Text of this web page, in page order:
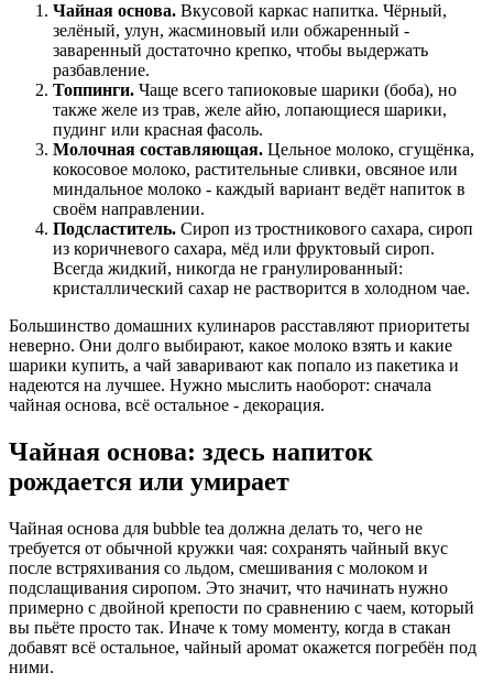
Чайная основа. Вкусовой каркас напитка. Чёрный,
зелёный, улун, жасминовый или обжаренный -
заваренный достаточно крепко, чтобы выдержать
разбавление.
Топпинги. Чаще всего тапиоковые шарики (боба), но
также желе из трав, желе айю, лопающиеся шарики,
пудинг или красная фасоль.
Молочная составляющая. Цельное молоко, сгущёнка,
кокосовое молоко, растительные сливки, овсяное или
миндальное молоко - каждый вариант ведёт напиток в
своём направлении.
Подсластитель. Сироп из тростникового сахара, сироп
из коричневого сахара, мёд или фруктовый сироп.
Всегда жидкий, никогда не гранулированный:
кристаллический сахар не растворится в холодном чае.
Большинство домашних кулинаров расставляют приоритеты
неверно. Они долго выбирают, какое молоко взять и какие
шарики купить, а чай заваривают как попало из пакетика и
надеются на лучшее. Нужно мыслить наоборот: сначала
чайная основа, всё остальное - декорация.
Чайная основа: здесь напиток
рождается или умирает
Чайная основа для bubble tea должна делать то, чего не
требуется от обычной кружки чая: сохранять чайный вкус
после встряхивания со льдом, смешивания с молоком и
подслащивания сиропом. Это значит, что начинать нужно
примерно с двойной крепости по сравнению с чаем, который
вы пьёте просто так. Иначе к тому моменту, когда в стакан
добавят всё остальное, чайный аромат окажется погребён под
ними.